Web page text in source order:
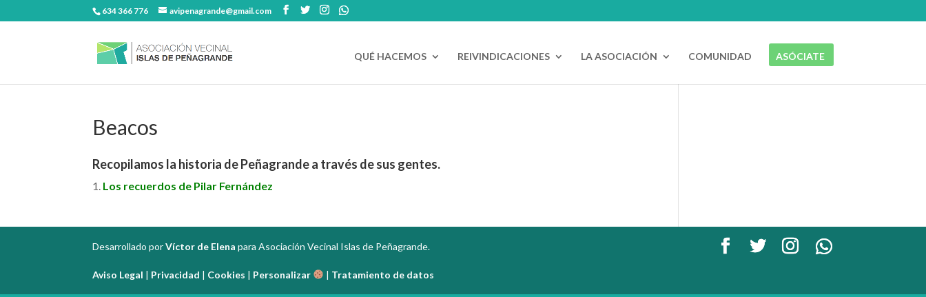
634 366 776 avipenagrande@gmail.com
QUÉ HACEMOS REIVINDICACIONES LA ASOCIACIÓN COMUNIDAD ASÓCIATE
Beacos
Recopilamos la historia de Peñagrande a través de sus gentes.
Los recuerdos de Pilar Fernández
Desarrollado porVíctor de Elena para Asociación Vecinal Islas de Peñagrande.
Aviso Legal | Privacidad | Cookies | Personalizar | Tratamiento de datos